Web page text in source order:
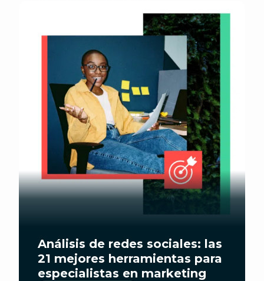
Análisis de redes sociales: las
21 mejores herramientas para
especialistas en marketing